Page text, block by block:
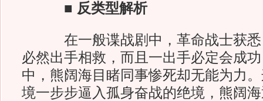
■ 反类型解析
在一般谍战剧中，革命战士获悉
必然出手相救，而且一出手必定会成
中，熊阔海目睹同事惨死却无能为力
境一步步逼入孤身奋战的绝境，熊阔